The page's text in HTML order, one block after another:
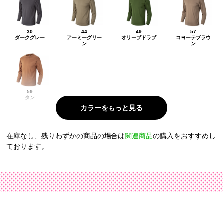
30
ダークグレー
44
アーミーグリー
ン
49
オリーブドラブ
57
コヨーテブラウ
ン
59
タン
在庫なし、残りわずかの商品の場合は関連商品の購入をおすすめし
ております。